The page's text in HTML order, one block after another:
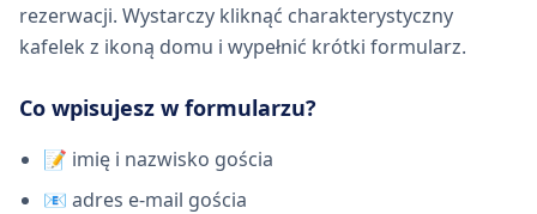
rezerwacji. Wystarczy kliknąć charakterystyczny
kafelek z ikoną domu i wypełnić krótki formularz.
Co wpisujesz w formularzu?
📝 imię i nazwisko gościa
📧 adres e-mail gościa